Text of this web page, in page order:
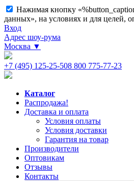
Нажимая кнопку
данных», на условиях и для целей,
Вход
Адрес шоу-рума
Москва ▼
+7 (495) 125-25-508 800 775-77-23
Каталог
Распродажа!
Доставка и оплата
Условия оплаты
Условия доставки
Гарантия на товар
Производители
Оптовикам
Отзывы
Контакты